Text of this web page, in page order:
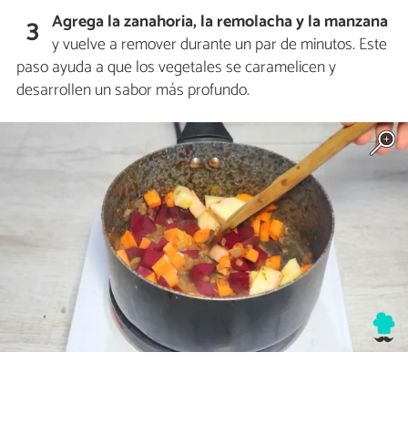
3 Agrega la zanahoria, la remolacha y la manzana
y vuelve a remover durante un par de minutos. Este
paso ayuda a que los vegetales se caramelicen y
desarrollen un sabor más profundo.